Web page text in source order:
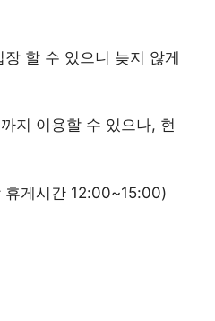
할 수 있으니 늦지 않게
지 이용할 수 있으나, 현
휴게시간 12:00~15:00)